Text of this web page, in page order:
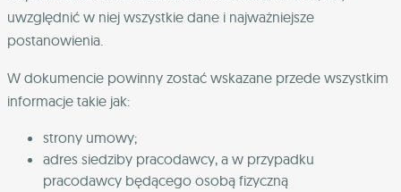
uwzględnić w niej wszystkie dane i najważniejsze
postanowienia.
W dokumencie powinny zostać wskazane przede wszystkim
informacje takie jak:
strony umowy;
adres siedziby pracodawcy, a w przypadku
pracodawcy będącego osobą fizyczną